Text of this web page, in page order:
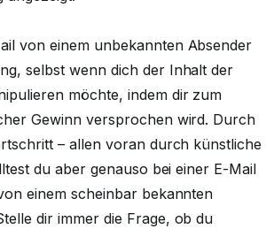
von einem unbekannten Absender
selbst wenn dich der Inhalt der
möchte, indem dir zum
Gewinn versprochen wird. Durch
– allen voran durch künstliche
du aber genauso bei einer E-Mail
einem scheinbar bekannten
dir immer die Frage, ob du